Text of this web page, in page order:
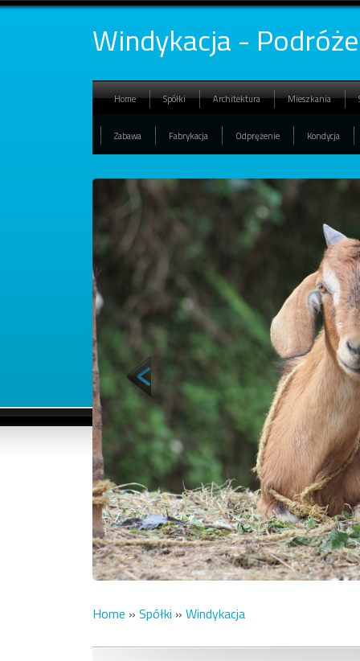
Windykacja -
Home Spółki Architektura Mieszkania
Zabawa Fabrykacja Odprężenie Kondycja
Home » Spółki » Windykacja